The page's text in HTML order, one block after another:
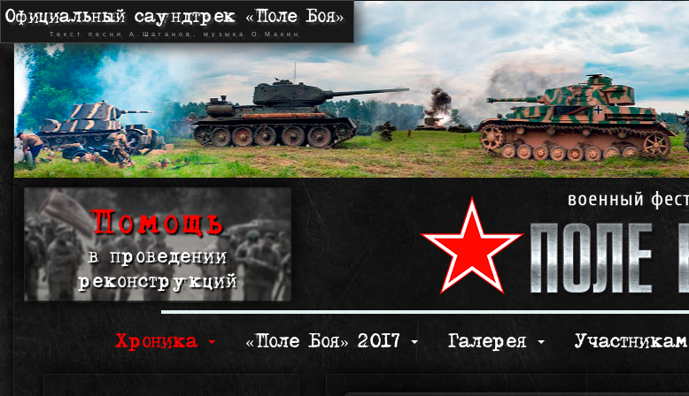
Официальный саундтрек «Поле Боя»
Текст песни А.Шаганов, музыка О.Макин
Помощь
в проведении
реконструкций
Хроника «Поле Боя» 2017 Галерея Участникам